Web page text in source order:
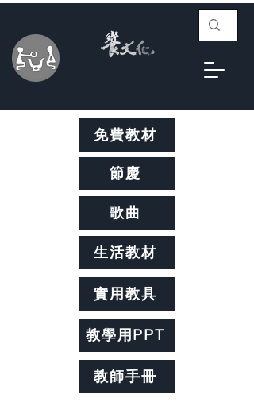
免費教材
實用教具
節慶
生活教材
歌曲
教學用PPT
教師手冊